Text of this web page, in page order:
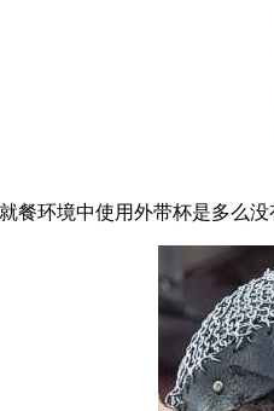
餐环境中使用外带杯是多么